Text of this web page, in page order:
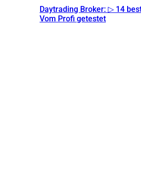
Daytrading Broker: ▷ 14
Vom Profi getestet